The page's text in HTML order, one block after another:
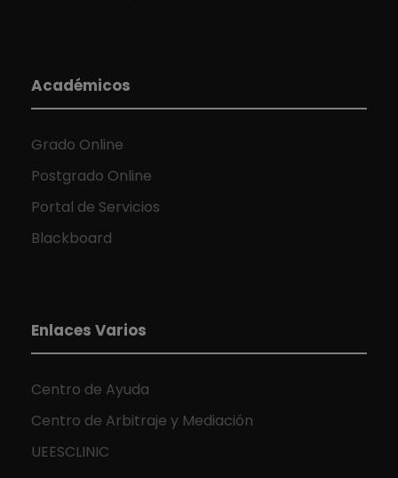
Académicos
Grado Online
Postgrado Online
Portal de Servicios
Blackboard
Enlaces Varios
Centro de Ayuda
Centro de Arbitraje y Mediación
UEESCLINIC